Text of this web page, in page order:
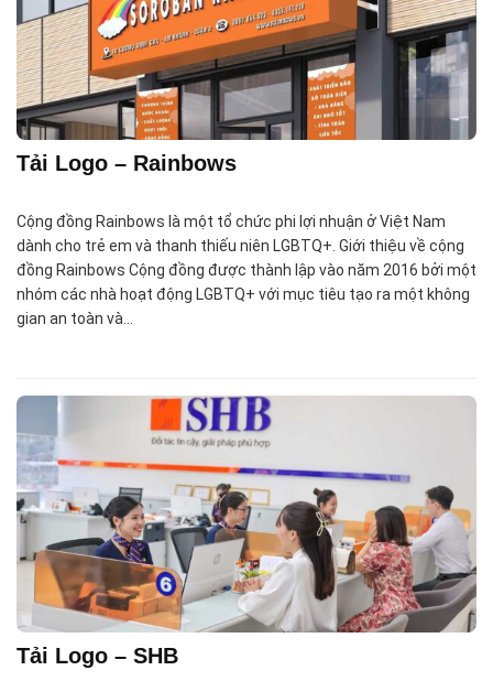
Tải Logo – Rainbows
Cộng đồng Rainbows là một tổ chức phi lợi nhuận ở Việt Nam
dành cho trẻ em và thanh thiếu niên LGBTQ+. Giới thiệu về cộng
đồng Rainbows Cộng đồng được thành lập vào năm 2016 bởi một
nhóm các nhà hoạt động LGBTQ+ với mục tiêu tạo ra một không
gian an toàn và…
Tải Logo – SHB